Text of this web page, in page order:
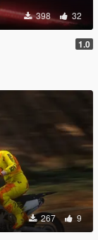
398 32
1.0
267 9